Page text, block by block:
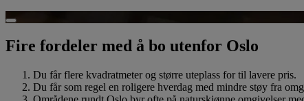
Spill av video
Fire fordeler med å bo utenfor Oslo
Du får flere kvadratmeter og større uteplass for til lavere pris.
Du får som regel en roligere hverdag med mindre støy fra